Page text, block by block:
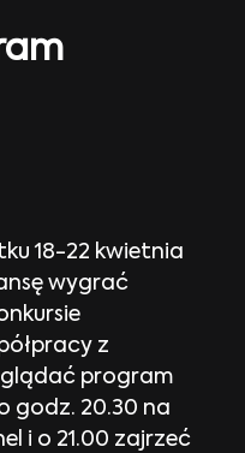
18-22 kwietnia
wygrać
z
program
godz. 20.30 na
i o 21.00 zajrzeć